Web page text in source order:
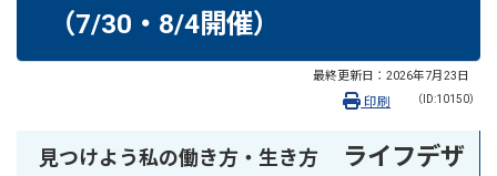
（7/30・8/4開催）
最終更新日： 2026年7月23日
（ID:10150）
印刷
見つけよう私の働き方・生き方
ライフデザ